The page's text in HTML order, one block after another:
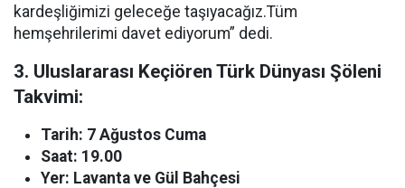
kardeşliğimizi geleceğe taşıyacağız.Tüm
hemşehrilerimi davet ediyorum” dedi.
3. Uluslararası Keçiören Türk Dünyası Şöleni
Takvimi:
Tarih: 7 Ağustos Cuma
Saat: 19.00
Yer: Lavanta ve Gül Bahçesi